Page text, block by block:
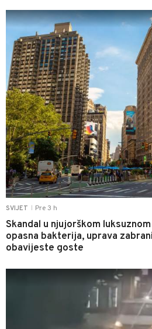
SVIJET Pre 3 h
Skandal u njujorškom
opasna bakterija, uprava
obavijeste goste